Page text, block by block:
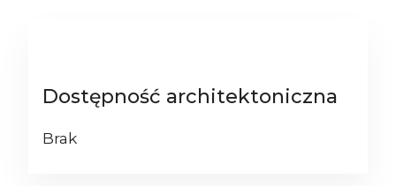
Dostępność architektoniczna
Brak